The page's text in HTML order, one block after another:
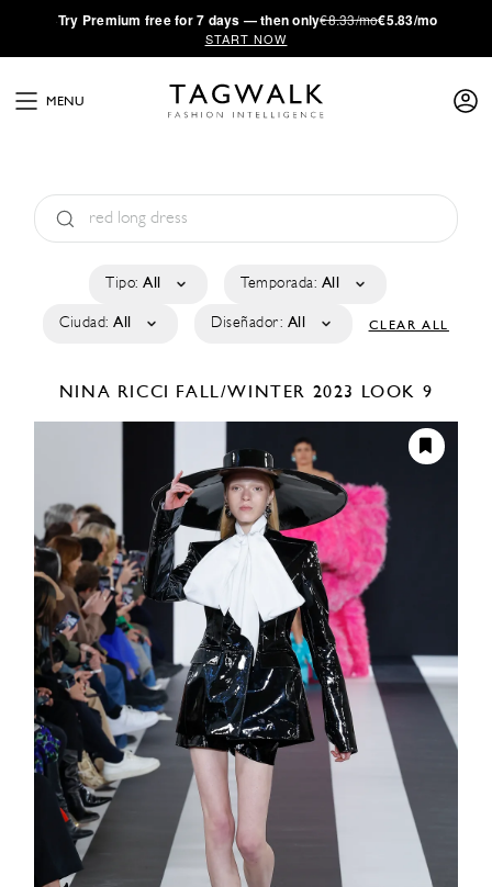
·Try Premium free for 7 days — then only€8.33/mo€5.83/mo
START NOW
MENU
Tipo: All Temporada: All
Ciudad: All Diseñador: All CLEAR ALL
NINA RICCI FALL/WINTER 2023 LOOK 9